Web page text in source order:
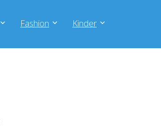
Fashion Kinder